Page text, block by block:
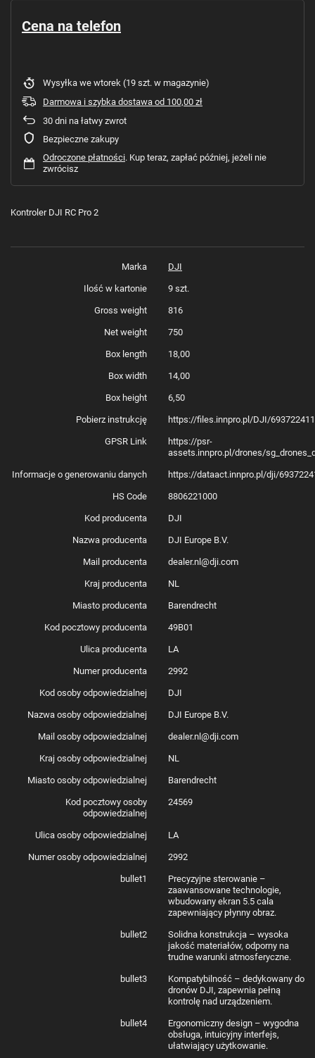
Cena na telefon
Wysyłka we wtorek (19 szt. w magazynie)
Darmowa i szybka dostawa od 100,00 zł
30 dni na łatwy zwrot
Bezpieczne zakupy
Odroczone płatności. Kup teraz, zapłać później, jeżeli nie
zwrócisz
Kontroler DJI RC Pro 2
Marka DJI
Ilość w kartonie 9 szt.
Gross weight 816
Net weight 750
Box length 18,00
Box width 14,00
Box height 6,50
Pobierz instrukcję https://files.innpro.pl/DJI/
GPSR Link
https://psr-
assets.innpro.pl/drones/
Informacje o generowaniu danych https://dataact.innpro.pl/dji/
HS Code 8806221000
Kod producenta DJI
Nazwa producenta DJI Europe B.V.
Mail producenta dealer.nl@dji.com
Kraj producenta NL
Miasto producenta Barendrecht
Kod pocztowy producenta 49B01
Ulica producenta LA
Numer producenta 2992
Kod osoby odpowiedzialnej DJI
Nazwa osoby odpowiedzialnej DJI Europe B.V.
Mail osoby odpowiedzialnej dealer.nl@dji.com
Kraj osoby odpowiedzialnej NL
Miasto osoby odpowiedzialnej Barendrecht
Kod pocztowy osoby
odpowiedzialnej
24569
Ulica osoby odpowiedzialnej LA
Numer osoby odpowiedzialnej 2992
bullet1
Precyzyjne sterowanie –
zaawansowane technologie,
wbudowany ekran 5.5 cala
zapewniający płynny obraz.
bullet2
Solidna konstrukcja – wysoka
jakość materiałów, odporny na
trudne warunki atmosferyczne.
bullet3
Kompatybilność – dedykowany do
dronów DJI, zapewnia pełną
kontrolę nad urządzeniem.
bullet4
Ergonomiczny design – wygodna
obsługa, intuicyjny interfejs,
ułatwiający użytkowanie.